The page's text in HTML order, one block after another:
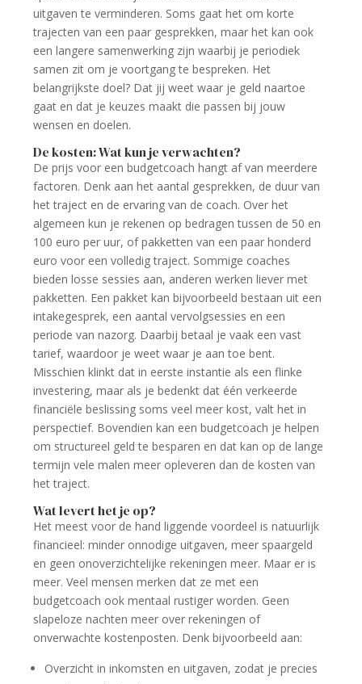
uitgaven te verminderen. Soms gaat het om korte
trajecten van een paar gesprekken, maar het kan ook
een langere samenwerking zijn waarbij je periodiek
samen zit om je voortgang te bespreken. Het
belangrijkste doel? Dat jij weet waar je geld naartoe
gaat en dat je keuzes maakt die passen bij jouw
wensen en doelen.
De kosten: Wat kun je verwachten?
De prijs voor een budgetcoach hangt af van meerdere
factoren. Denk aan het aantal gesprekken, de duur van
het traject en de ervaring van de coach. Over het
algemeen kun je rekenen op bedragen tussen de 50 en
100 euro per uur, of pakketten van een paar honderd
euro voor een volledig traject. Sommige coaches
bieden losse sessies aan, anderen werken liever met
pakketten. Een pakket kan bijvoorbeeld bestaan uit een
intakegesprek, een aantal vervolgsessies en een
periode van nazorg. Daarbij betaal je vaak een vast
tarief, waardoor je weet waar je aan toe bent.
Misschien klinkt dat in eerste instantie als een flinke
investering, maar als je bedenkt dat één verkeerde
financiële beslissing soms veel meer kost, valt het in
perspectief. Bovendien kan een budgetcoach je helpen
om structureel geld te besparen en dat kan op de lange
termijn vele malen meer opleveren dan de kosten van
het traject.
Wat levert het je op?
Het meest voor de hand liggende voordeel is natuurlijk
financieel: minder onnodige uitgaven, meer spaargeld
en geen onoverzichtelijke rekeningen meer. Maar er is
meer. Veel mensen merken dat ze met een
budgetcoach ook mentaal rustiger worden. Geen
slapeloze nachten meer over rekeningen of
onverwachte kostenposten. Denk bijvoorbeeld aan:
Overzicht in inkomsten en uitgaven, zodat je precies